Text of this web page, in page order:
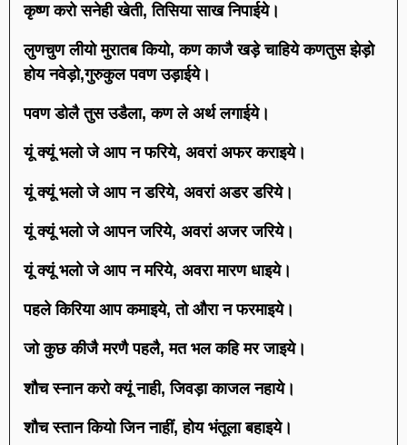
कृष्ण करो सनेही खेती, तिसिया साख निपाईये।
लुणचुण लीयो मुरातब कियो, कण काजै खड़े चाहिये कणतुस झेड़ो
होय नवेड़ो,गुरुकुल पवण उड़ाईये।
पवण डोलै तुस उडैला, कण ले अर्थ लगाईये।
यूं क्यूं भलो जे आप न फरिये, अवरां अफर कराइये।
यूं क्यूं भलो जे आप न डरिये, अवरां अडर डरिये।
यूं क्यूं भलो जे आपन जरिये, अवरां अजर जरिये।
यूं क्यूं भलो जे आप न मरिये, अवरा मारण धाइये।
पहले किरिया आप कमाइये, तो औरा न फरमाइये।
जो कुछ कीजै मरणै पहलै, मत भल कहि मर जाइये।
शौच स्नान करो क्यूं नाही, जिवड़ा काजल नहाये।
शौच स्तान कियो जिन नाहीं, होय भंतूला बहाइये।